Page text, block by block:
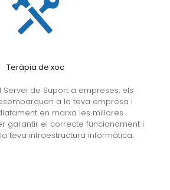
Teràpia de xoc
de Suport a empreses, els
a la teva empresa i
en marxa les millores
garantir el correcte funcionament i
teva infraestructura informàtica.